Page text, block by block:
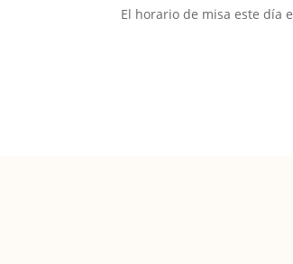
El horario de misa este día